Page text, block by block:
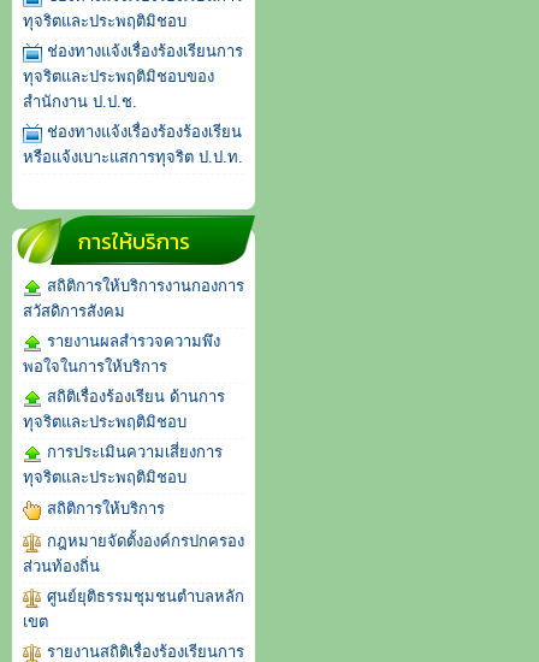
ทุจริตและประพฤติมิชอบ
ช่องทางแจ้งเรื่องร้องเรียนการ
ทุจริตและประพฤติมิชอบของ
สำนักงาน ป.ป.ช.
ช่องทางแจ้งเรื่องร้องร้องเรียน
หรือแจ้งเบาะแสการทุจริต ป.ป.ท.
การให้บริการ
สถิติการให้บริการงานกองการ
สวัสดิการสังคม
รายงานผลสำรวจความพึง
พอใจในการให้บริการ
สถิติเรื่องร้องเรียน ด้านการ
ทุจริตและประพฤติมิชอบ
การประเมินความเสี่ยงการ
ทุจริตและประพฤติมิชอบ
สถิติการให้บริการ
กฎหมายจัดตั้งองค์กรปกครอง
ส่วนท้องถิ่น
ศูนย์ยุติธรรมชุมชนตำบลหลัก
เขต
รายงานสถิติเรื่องร้องเรียนการ